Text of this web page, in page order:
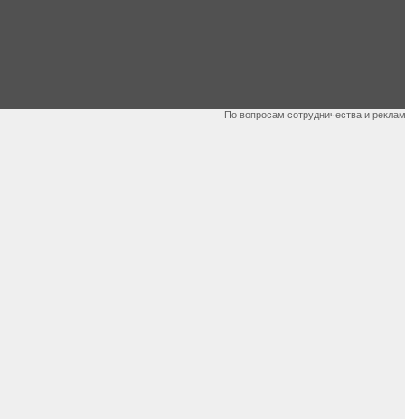
По вопросам сотрудничества и